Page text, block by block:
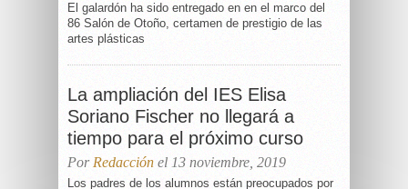
El galardón ha sido entregado en en el marco del
86 Salón de Otoño, certamen de prestigio de las
artes plásticas
La ampliación del IES Elisa
Soriano Fischer no llegará a
tiempo para el próximo curso
Por Redacción el 13 noviembre, 2019
Los padres de los alumnos están preocupados por